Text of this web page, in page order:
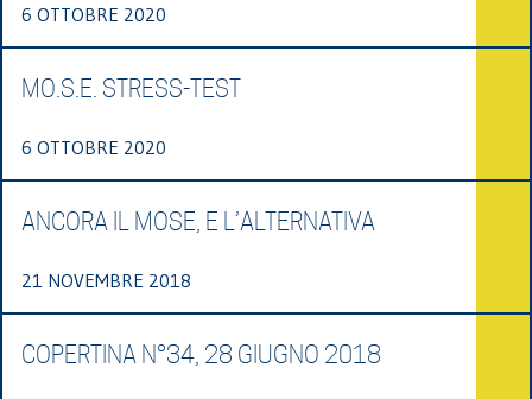
6 OTTOBRE 2020
MO.S.E. STRESS-TEST
6 OTTOBRE 2020
ANCORA IL MOSE, E L’ALTERNATIVA
21 NOVEMBRE 2018
COPERTINA N°34, 28 GIUGNO 2018